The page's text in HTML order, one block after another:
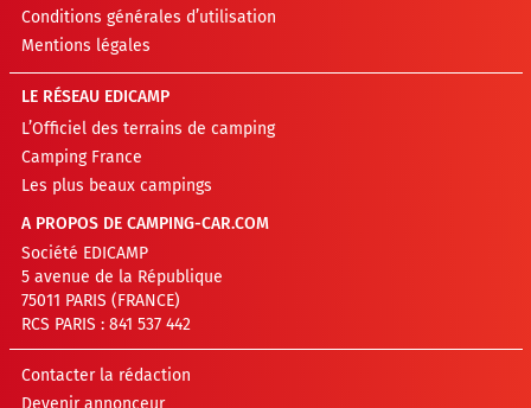
Conditions générales d’utilisation
Mentions légales
LE RÉSEAU EDICAMP
L’Officiel des terrains de camping
Camping France
Les plus beaux campings
A PROPOS DE CAMPING-CAR.COM
Société EDICAMP
5 avenue de la République
75011 PARIS (FRANCE)
RCS PARIS : 841 537 442
Contacter la rédaction
Devenir annonceur